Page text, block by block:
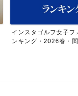
インスタゴルフ女子フ
ンキング・2026春・